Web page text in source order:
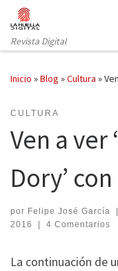
Saltar al contenido
Revista Digital
Inicio »Blog »Cultura »
CULTURA
Ven a ver
Dory’
por Felipe José García |
2016
| 4 Comentarios
La continuación de